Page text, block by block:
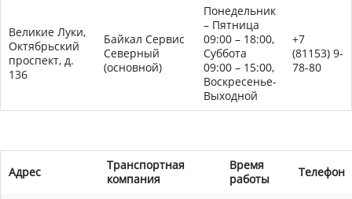
Великие Луки,
Октябрьский
проспект, д.
136
Байкал Сервис
Северный
(основной)
Понедельник
– Пятница
09:00 – 18:00,
Суббота
09:00 – 15:00,
Воскресенье-
Выходной
+7
(81153) 9-
78-80
Адрес
Транспортная
компания
Время
работы
Телефон